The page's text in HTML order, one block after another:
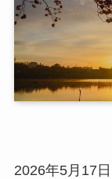
2026年5月17